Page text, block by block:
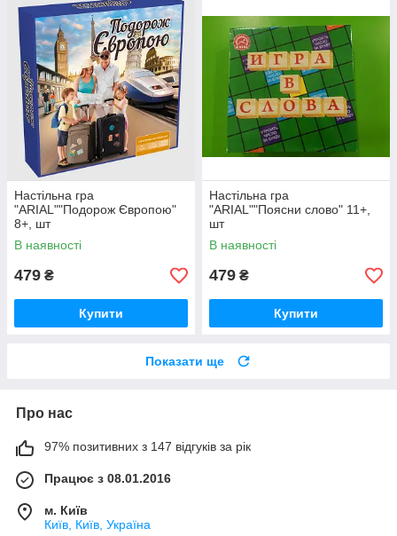
Настільна гра
"ARIAL""Подорож Європою"
8+, шт
В наявності
479 ₴
Купити
Настільна гра
"ARIAL""Поясни слово" 11+,
шт
В наявності
479 ₴
Купити
Показати ще
Про нас
97% позитивних з 147 відгуків за рік
Працює з 08.01.2016
м. Київ
Київ, Київ, Україна